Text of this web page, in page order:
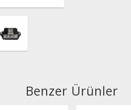
Benzer Ürünler